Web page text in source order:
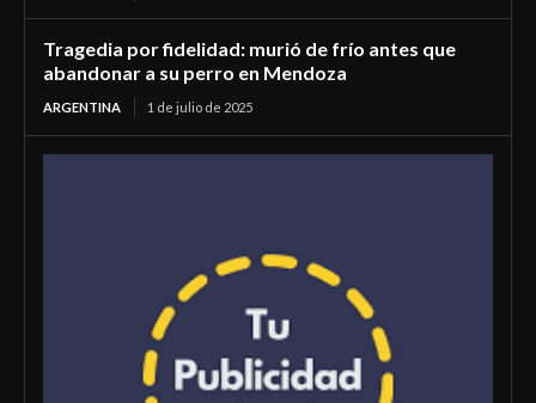
Tragedia por fidelidad: murió de frío antes que
abandonar a su perro en Mendoza
ARGENTINA 1 de julio de 2025